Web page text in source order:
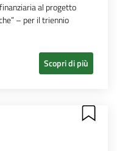
al progetto
– per il triennio
Scopri di più